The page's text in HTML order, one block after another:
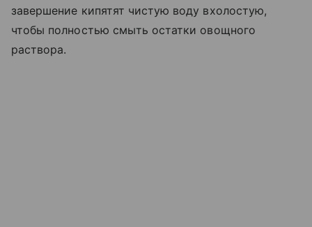
завершение кипятят чистую воду вхолостую,
чтобы полностью смыть остатки овощного
раствора.